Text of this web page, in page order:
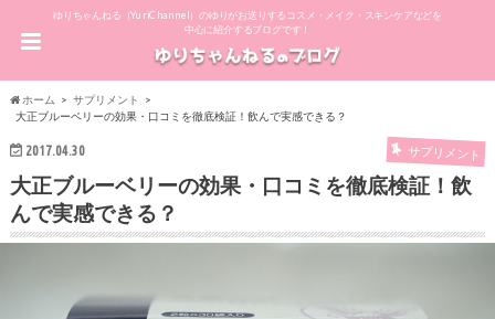
ゆりちゃんねる（YuriChannel）のゆりがお送りするコスメ・メイク・スキンケアなどを
中心に紹介するブログです！
ホーム
サプリメント
大正ブルーベリーの効果・口コミを徹底検証！飲んで実感できる？
2017.04.30 サプリメント
大正ブルーベリーの効果・口コミを徹底検証！飲
んで実感できる？